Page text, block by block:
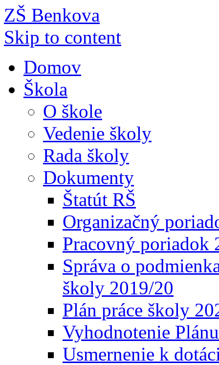
ZŠ Benkova
Skip to content
Domov
Škola
O škole
Vedenie školy
Rada školy
Dokumenty
Štatút RŠ
Organizačný
Pracovný poriadok
Správa o
školy 2019/20
Plán práce školy
Vyhodnotenie
Usmernenie k